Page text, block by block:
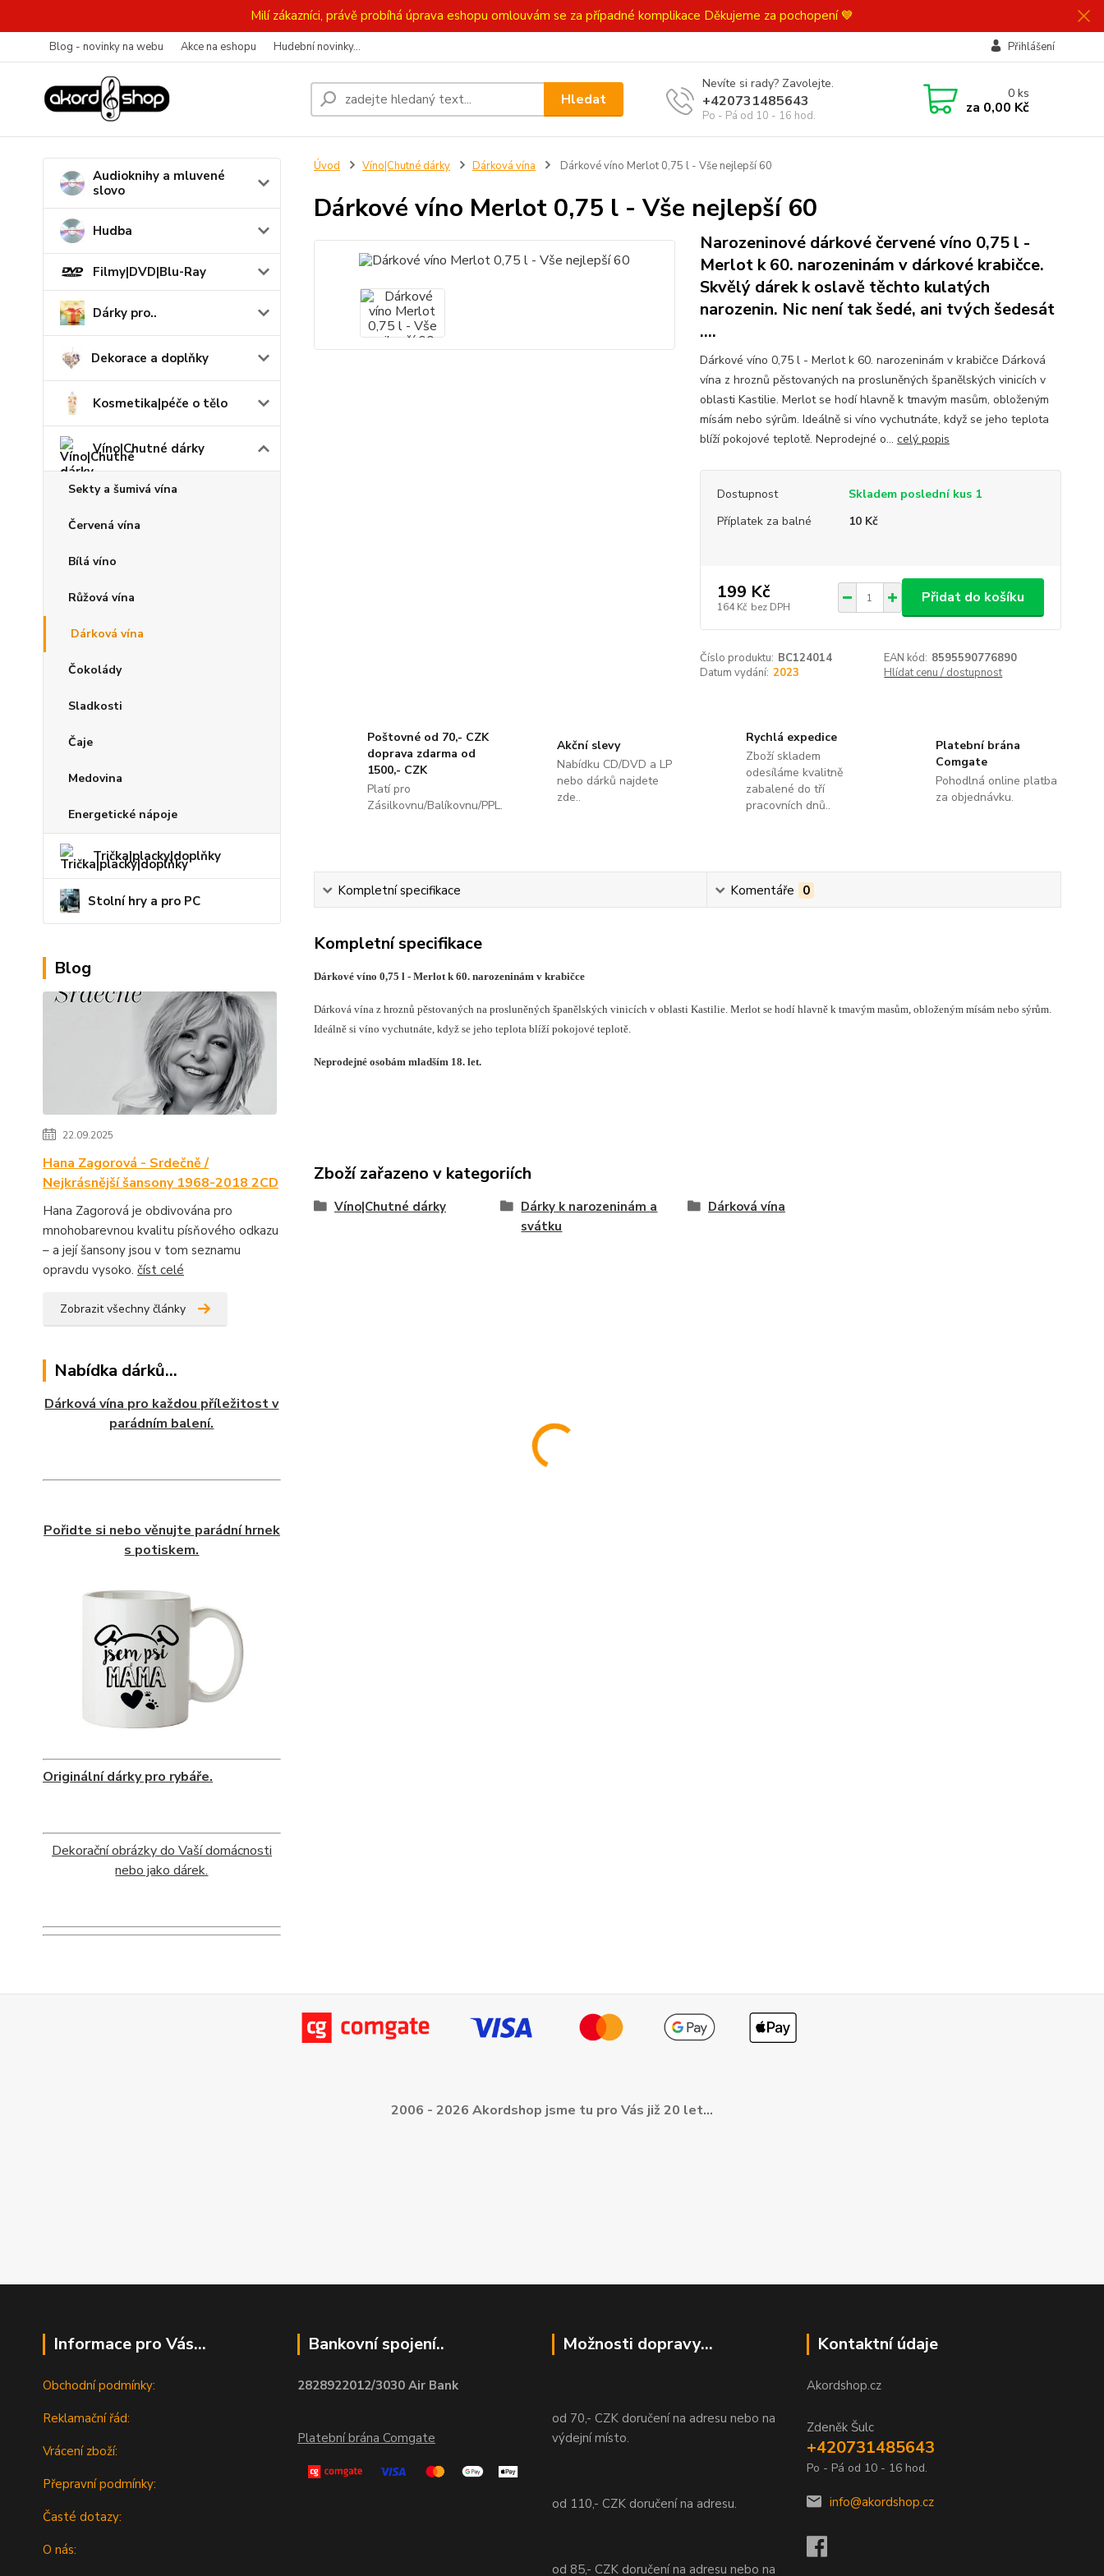
Milí zákazníci, právě probíhá úprava eshopu omlouvám se za případné komplikace Děkujeme za pochopení 💙
Blog - novinky na webu Akce na eshopu Hudební novinky... Přihlášení
Hledat
Nevíte si rady? Zavolejte.
+420731485643
Po - Pá od 10 - 16 hod.
0ks
za 0,00 Kč
Audioknihy a mluvené
slovo
Hudba
Filmy|DVD|Blu-Ray
Dárky pro..
Dekorace a doplňky
Kosmetika|péče o tělo
Víno|Chutné dárky
Sekty a šumivá vína
Červená vína
Bílá víno
Růžová vína
Dárková vína
Čokolády
Sladkosti
Čaje
Medovina
Energetické nápoje
Trička|placky|doplňky
Stolní hry a pro PC
Blog
22.09.2025
Hana Zagorová - Srdečně /
Nejkrásnější šansony 1968-2018 2CD
Hana Zagorová je obdivována pro
mnohobarevnou kvalitu písňového odkazu
– a její šansony jsou v tom seznamu
opravdu vysoko. číst celé
Zobrazit všechny články
Nabídka dárků...
Dárková vína pro každou příležitost v
parádním balení.
Pořidte si nebo věnujte parádní hrnek
s potiskem.
Originální dárky pro rybáře.
Dekorační obrázky do Vaší domácnosti
nebo jako dárek.
Úvod Víno|Chutné dárky Dárková vína Dárkové víno Merlot 0,75 l - Vše nejlepší 60
Dárkové víno Merlot 0,75 l - Vše nejlepší 60
Narozeninové dárkové červené víno 0,75 l -
Merlot k 60. narozeninám v dárkové krabičce.
Skvělý dárek k oslavě těchto kulatých
narozenin. Nic není tak šedé, ani tvých šedesát
....
Dárkové víno 0,75 l - Merlot k 60. narozeninám v krabičce Dárková
vína z hroznů pěstovaných na prosluněných španělských vinicích v
oblasti Kastilie. Merlot se hodí hlavně k tmavým masům, obloženým
mísám nebo sýrům. Ideálně si víno vychutnáte, když se jeho teplota
blíží pokojové teplotě. Neprodejné o... celý popis
Dostupnost
Skladem poslední kus 1
Příplatek za balné
10 Kč
199 Kč
164 Kč bez DPH
Přidat do košíku
Číslo produktu: BC124014 EAN kód: 8595590776890
Datum vydání: 2023 Hlídat cenu / dostupnost
Poštovné od 70,- CZK
doprava zdarma od
1500,- CZK
Platí pro
Zásilkovnu/Balíkovnu/PPL.
Akční slevy
Nabídku CD/DVD a LP
nebo dárků najdete
zde..
Rychlá expedice
Zboží skladem
odesíláme kvalitně
zabalené do tří
pracovních dnů..
Platební brána
Comgate
Pohodlná online platba
za objednávku.
Kompletní specifikace Komentáře 0
Kompletní specifikace
Dárkové víno 0,75 l - Merlot k 60. narozeninám v krabičce
Dárková vína z hroznů pěstovaných na prosluněných španělských vinicích v oblasti Kastilie. Merlot se hodí hlavně k tmavým masům, obloženým mísám nebo sýrům.
Ideálně si víno vychutnáte, když se jeho teplota blíží pokojové teplotě.
Neprodejné osobám mladším 18. let.
Zboží zařazeno v kategoriích
Víno|Chutné dárky
Dárky k narozeninám a
svátku
Dárková vína
2006 - 2026 Akordshop jsme tu pro Vás již 20 let...
Informace pro Vás...
Obchodní podmínky:
Reklamační řád:
Vrácení zboží:
Přepravní podmínky:
Časté dotazy:
O nás:
Bankovní spojení..
2828922012/3030 Air Bank
Platební brána Comgate
Možnosti dopravy...
od 70,- CZK doručení na adresu nebo na
výdejní místo.
od 110,- CZK doručení na adresu.
od 85,- CZK doručení na adresu nebo na
Kontaktní údaje
Akordshop.cz
Zdeněk Šulc
+420731485643
Po - Pá od 10 - 16 hod.
info@akordshop.cz